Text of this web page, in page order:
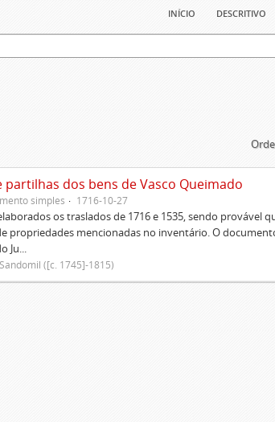
início descritivo
dos bens de Vasco Queimado
simples 1716-10-27
os traslados de 1716 e 1535, sendo provável
propriedades mencionadas no inventário. O
Ju...
([c. 1745]-1815)